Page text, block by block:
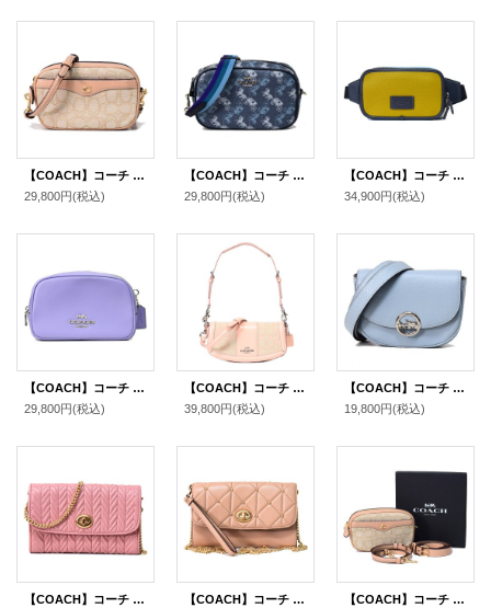
【COACH】コーチ シグネチャージャガード カーフレザー アイビー ロゴ 3way ショルダー 斜め掛け クラッチ ウエスト ヒップ バッグ ライトカーキ×ビーチウッド（日本未発売）
29,800円(税込)
【COACH】コーチ コーティングキャンバス リファインドペブルレザー ホース アンド キャリッジ プリント コンバーチブル ベルトバッグ 3way ショルダー 斜め掛け クラッチ ウエスト ヒップ バッグ インディゴ×ペールブルーマルチ（日本未発売）
29,800円(税込)
【COACH】コーチ ペブルレザー ワイアット カラーブロック ベルトバッグ 2way ワンショルダー バックパック ウエスト ボディバッグ シトロンマルチ〔日本未発売〕
34,900円(税込)
【COACH】コーチ カーフレザー ペース ウエスト ベルトバッグ ワンショルダー バックパック ウエスト ボディバッグ ライトバイオレット〔日本未発売〕
29,800円(税込)
【COACH】コーチ バッグ ジャガード レザー シグネチャー アンドレア スモール ロゴ フラップ クロスボディ 3WAY クラッチ ショルダー ハンドバッグ フェイディドブラッシュ（日本未発売）
39,800円(税込)
【COACH】コーチ ペブルレザー ジェイド ミニ 2way クラッチ ウエスト ヒップ ベルトバッグ ペールブルー（日本未発売）
19,800円(税込)
【COACH】コーチ カーフレザー キルティング ターンロック チェーン リストレット 2way クラッチ クロスボディー 斜めがけ ショルダー バッグ ピンクペタル（日本未発売）
【COACH】コーチ カーフレザー キルティング スタッズ チェーン クラッチ クロスボディー ショルダー 2way バッグ ビーチウッド（日本未発売）【訳あり】
【COACH】コーチ シグネチャージャガード カーフレザー アイビー ロゴ 3way ショルダー 斜め掛け クラッチ ウエスト ヒップ バッグ ライトカーキ×ビーチウッド（箱あり）（日本未発売）